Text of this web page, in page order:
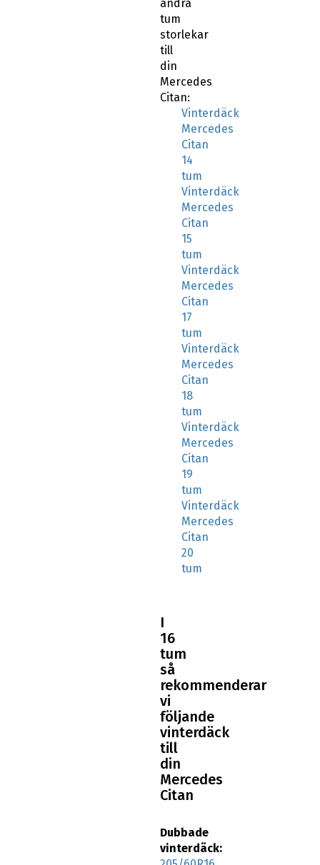
andra
tum
storlekar
till
din
Mercedes
Citan:
Vinterdäck
Mercedes
Citan
14
tum
Vinterdäck
Mercedes
Citan
15
tum
Vinterdäck
Mercedes
Citan
17
tum
Vinterdäck
Mercedes
Citan
18
tum
Vinterdäck
Mercedes
Citan
19
tum
Vinterdäck
Mercedes
Citan
20
tum
I
16
tum
så
rekommenderar
vi
följande
vinterdäck
till
din
Mercedes
Citan
Dubbade
vinterdäck: